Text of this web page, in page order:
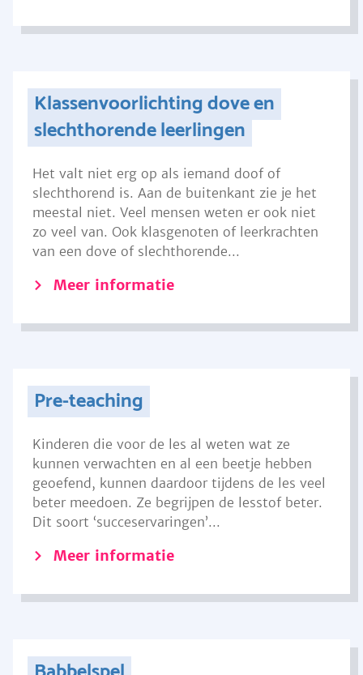
Klassenvoorlichting dove en
slechthorende leerlingen
Het valt niet erg op als iemand doof of
slechthorend is. Aan de buitenkant zie je het
meestal niet. Veel mensen weten er ook niet
zo veel van. Ook klasgenoten of leerkrachten
van een dove of slechthorende...
Meer informatie
Pre-teaching
Kinderen die voor de les al weten wat ze
kunnen verwachten en al een beetje hebben
geoefend, kunnen daardoor tijdens de les veel
beter meedoen. Ze begrijpen de lesstof beter.
Dit soort ‘succeservaringen’...
Meer informatie